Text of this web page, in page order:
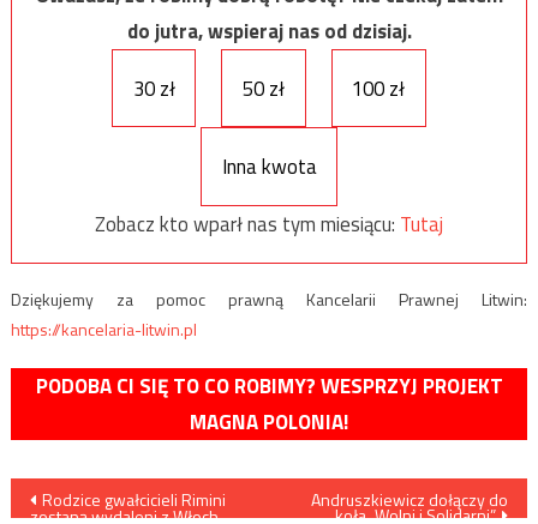
do jutra, wspieraj nas od dzisiaj.
30 zł
50 zł 100 zł
Inna kwota
Zobacz kto wparł nas tym miesiącu: Tutaj
Dziękujemy za pomoc prawną Kancelarii Prawnej Litwin:
https://kancelaria-litwin.pl
PODOBA CI SIĘ TO CO ROBIMY? WESPRZYJ PROJEKT
MAGNA POLONIA!
Nawigacja
Rodzice gwałcicieli Rimini
zostaną wydaleni z Włoch
Andruszkiewicz dołączy do
koła „Wolni i Solidarni”